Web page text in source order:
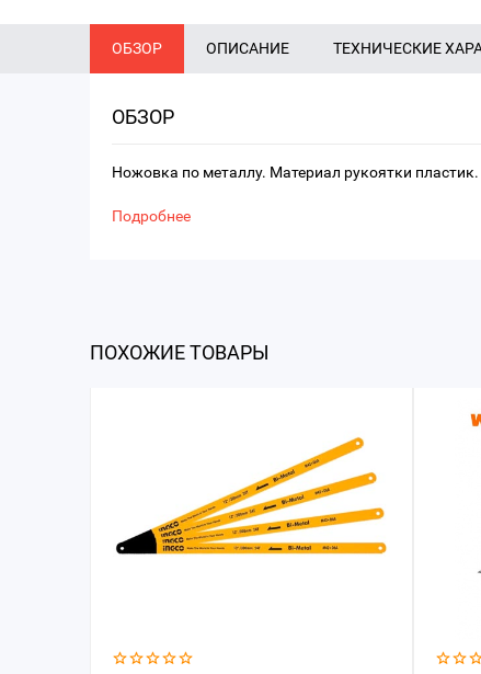
ОБЗОР ОПИСАНИЕ ТЕХНИЧЕСКИЕ
ОБЗОР
Ножовка по металлу. Материал рукоятки
Подробнее
ПОХОЖИЕ ТОВАРЫ